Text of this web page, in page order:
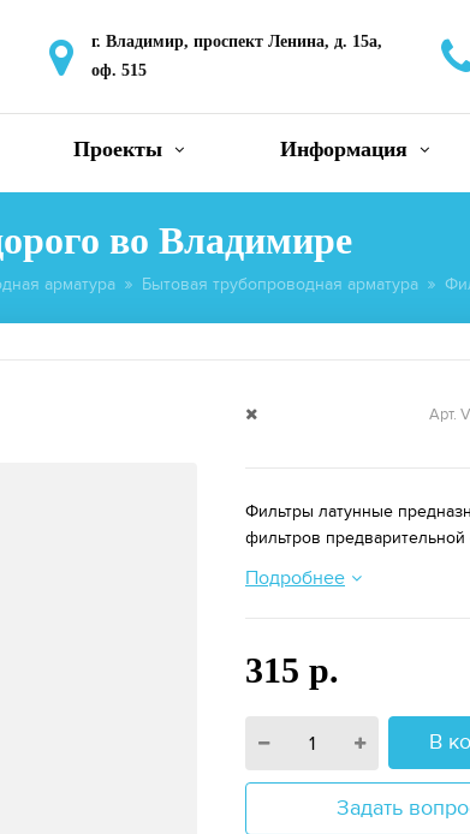
г. Владимир, проспект Ленина, д. 15а,
оф. 515
Проекты Информация
во Владимире
арматура Бытовая трубопроводная арматура
Арт.
Фильтры латунные
фильтров предварительной
Подробнее
315 р.
В
Задать